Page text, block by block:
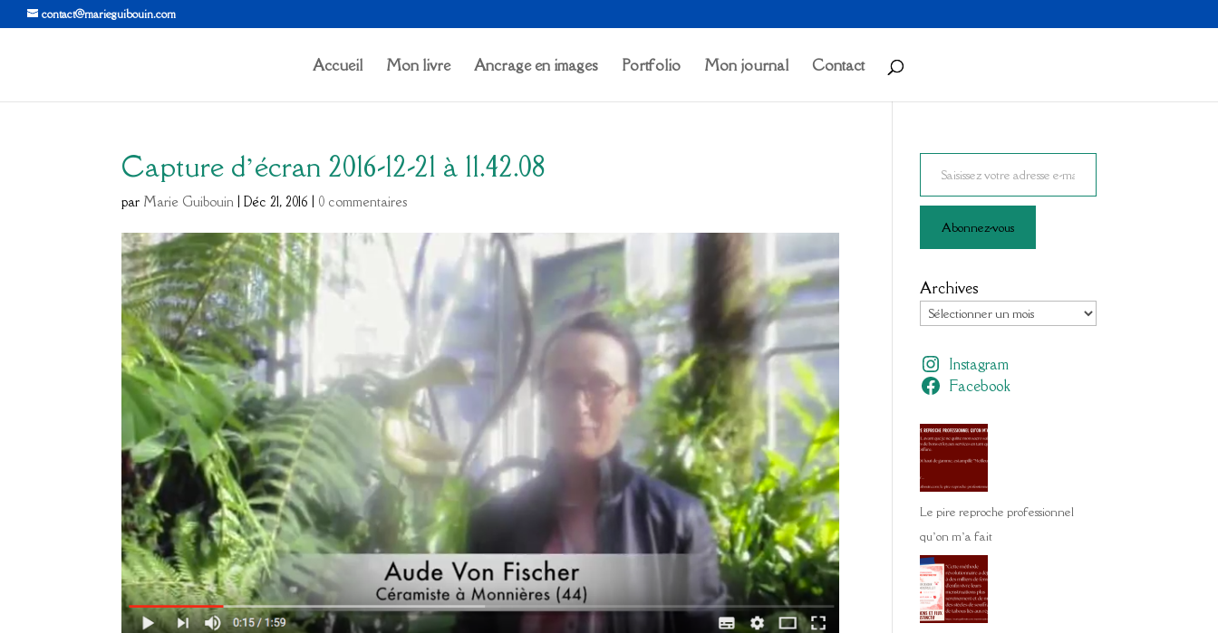
contact@marieguibouin.com
Accueil Mon livre Ancrage en images Portfolio Mon journal Contact
Capture d’écran 2016-12-21 à 11.42.08
par Marie Guibouin |Déc 21, 2016 | 0 commentaires
Saisissez votre adresse e-mail…
Abonnez-vous
Archives
Instagram
Facebook
Le pire reproche professionnel
qu’on m’a fait